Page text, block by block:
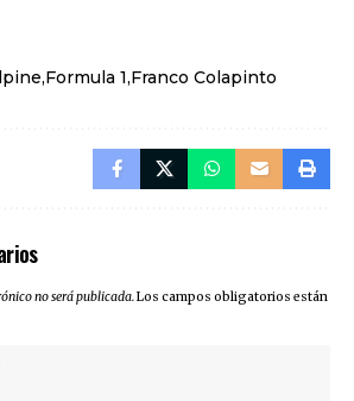
Formula 1 Franco Colapinto
no será publicada.Los campos obligatorios están